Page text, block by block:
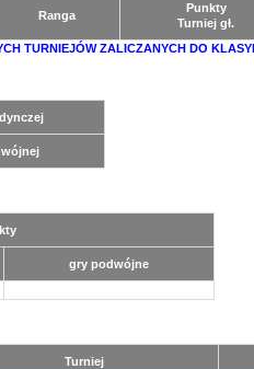
Ranga
Punkty
Turniej gł.
TURNIEJÓW ZALICZANYCH DO
gry podwójne
Turniej